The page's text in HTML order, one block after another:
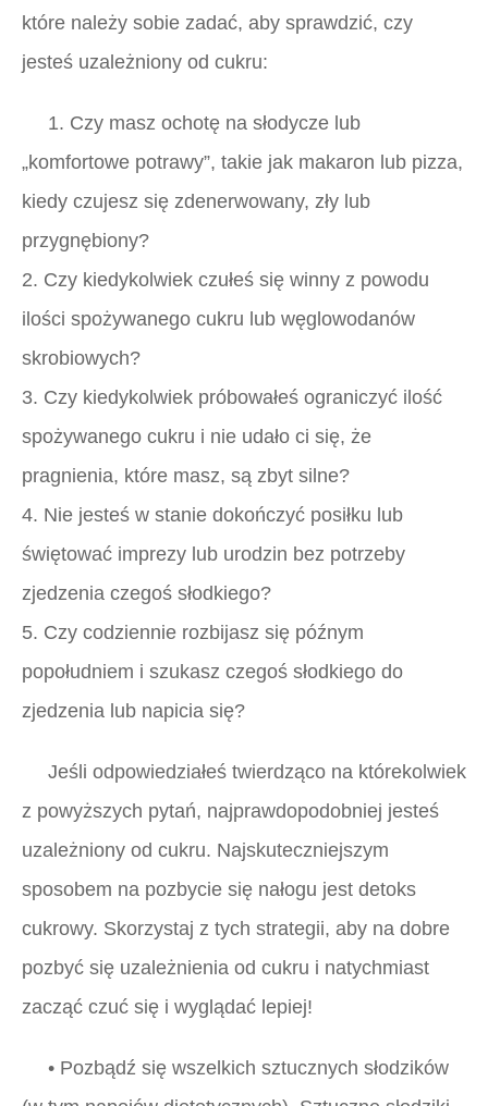
które należy sobie zadać, aby sprawdzić, czy
jesteś uzależniony od cukru:
1. Czy masz ochotę na słodycze lub
„komfortowe potrawy”, takie jak makaron lub pizza,
kiedy czujesz się zdenerwowany, zły lub
przygnębiony?
2. Czy kiedykolwiek czułeś się winny z powodu
ilości spożywanego cukru lub węglowodanów
skrobiowych?
3. Czy kiedykolwiek próbowałeś ograniczyć ilość
spożywanego cukru i nie udało ci się, że
pragnienia, które masz, są zbyt silne?
4. Nie jesteś w stanie dokończyć posiłku lub
świętować imprezy lub urodzin bez potrzeby
zjedzenia czegoś słodkiego?
5. Czy codziennie rozbijasz się późnym
popołudniem i szukasz czegoś słodkiego do
zjedzenia lub napicia się?
Jeśli odpowiedziałeś twierdząco na którekolwiek
z powyższych pytań, najprawdopodobniej jesteś
uzależniony od cukru. Najskuteczniejszym
sposobem na pozbycie się nałogu jest detoks
cukrowy. Skorzystaj z tych strategii, aby na dobre
pozbyć się uzależnienia od cukru i natychmiast
zacząć czuć się i wyglądać lepiej!
• Pozbądź się wszelkich sztucznych słodzików